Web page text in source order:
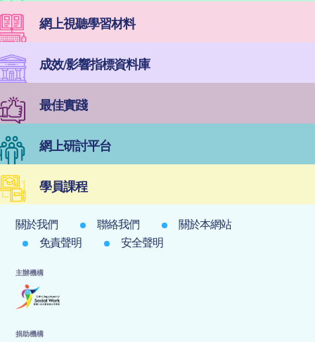
網上視聽學習材料
成效/影響指標資料庫
最佳實踐
網上研討平台
學員課程
關於我們 聯絡我們
關於本網站
免責聲明
安全聲明
主辦機構
捐助機構